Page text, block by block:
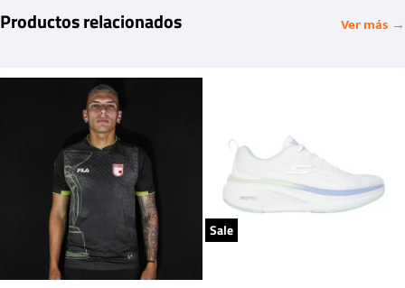
Productos relacionados Ver más →
Sale